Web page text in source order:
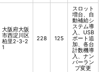
大阪府大阪
市西淀川区
柏里2-3-2
1
228 125
スロット
増台、自
動補給シ
ステム導
入、USB
ポート追
加、各台
計数機導
入、ナン
バーラン
プ変更